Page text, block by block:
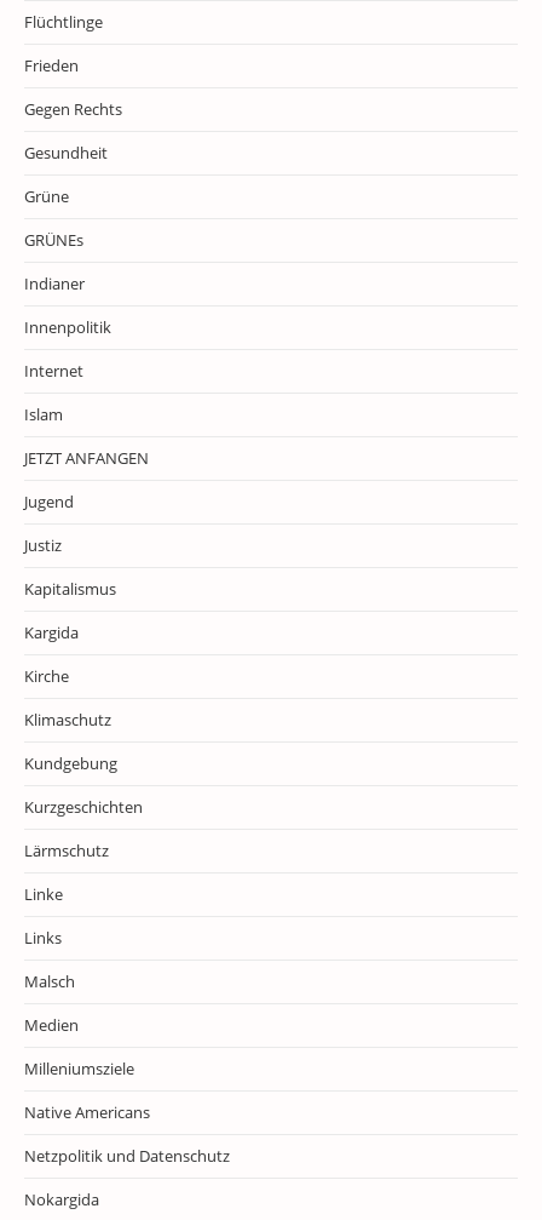
Flüchtlinge
Frieden
Gegen Rechts
Gesundheit
Grüne
GRÜNEs
Indianer
Innenpolitik
Internet
Islam
JETZT ANFANGEN
Jugend
Justiz
Kapitalismus
Kargida
Kirche
Klimaschutz
Kundgebung
Kurzgeschichten
Lärmschutz
Linke
Links
Malsch
Medien
Milleniumsziele
Native Americans
Netzpolitik und Datenschutz
Nokargida